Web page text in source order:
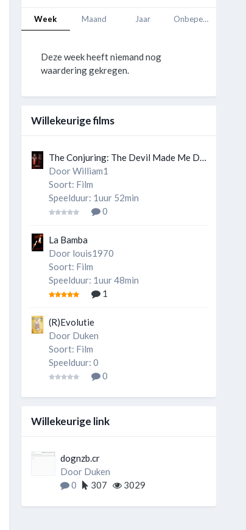
Week Maand Jaar Onbeperkt
Deze week heeft niemand nog
waardering gekregen.
Willekeurige films
The Conjuring: The Devil Made Me Do
It
DoorWilliam1
Soort: Film
Speelduur: 1uur 52min
0
La Bamba
Door louis1970
Soort: Film
Speelduur: 1uur 48min
1
(R)Evolutie
Door Duken
Soort: Film
Speelduur: 0
0
Willekeurige link
dognzb.cr
Door Duken
0
307 3029